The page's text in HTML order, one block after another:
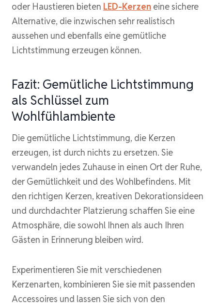
oder Haustieren bieten LED-Kerzen eine sichere
Alternative, die inzwischen sehr realistisch
aussehen und ebenfalls eine gemütliche
Lichtstimmung erzeugen können.
Fazit: Gemütliche Lichtstimmung
als Schlüssel zum
Wohlfühlambiente
Die gemütliche Lichtstimmung, die Kerzen
erzeugen, ist durch nichts zu ersetzen. Sie
verwandeln jedes Zuhause in einen Ort der Ruhe,
der Gemütlichkeit und des Wohlbefindens. Mit
den richtigen Kerzen, kreativen Dekorationsideen
und durchdachter Platzierung schaffen Sie eine
Atmosphäre, die sowohl Ihnen als auch Ihren
Gästen in Erinnerung bleiben wird.
Experimentieren Sie mit verschiedenen
Kerzenarten, kombinieren Sie sie mit passenden
Accessoires und lassen Sie sich von den